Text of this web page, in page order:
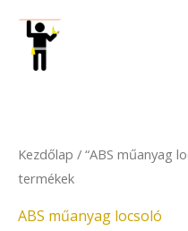
content
Kezdőlap / “ABS műanyag
termékek
ABS műanyag locsoló